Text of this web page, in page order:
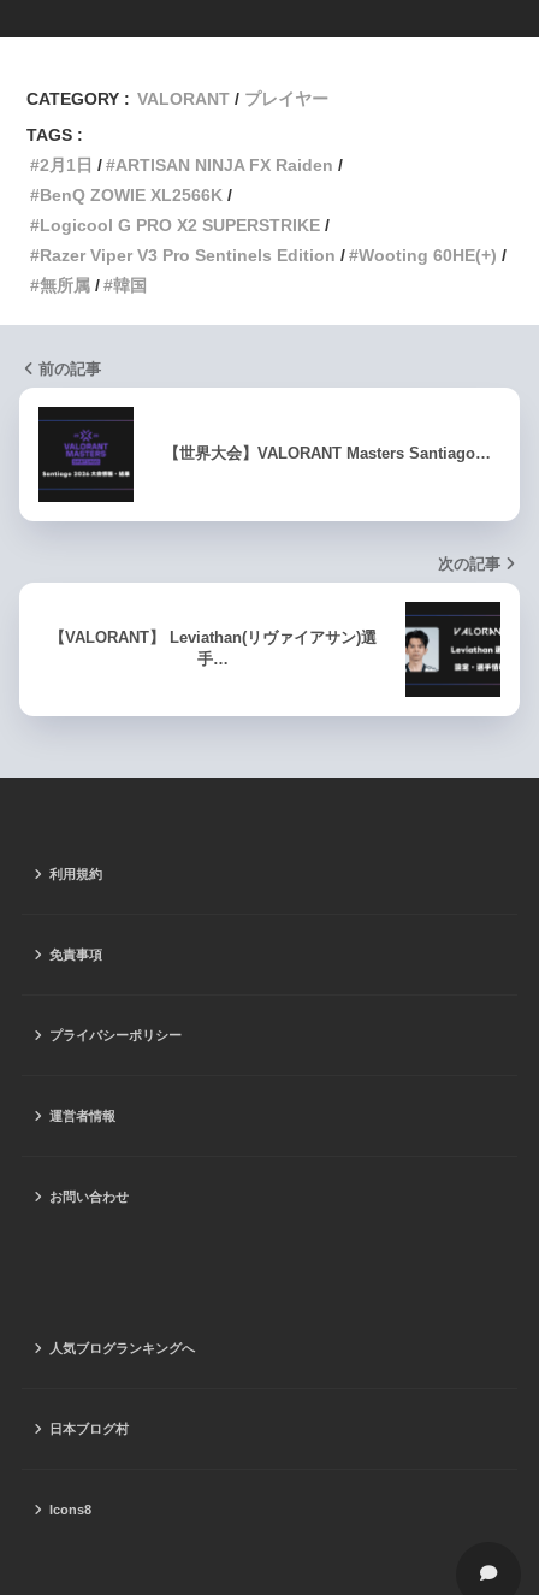
CATEGORY : VALORANT
プレイヤー
TAGS :
2月1日
ARTISAN NINJA FX Raiden
BenQ ZOWIE XL2566K
Logicool G PRO X2 SUPERSTRIKE
Razer Viper V3 Pro Sentinels Edition
Wooting 60HE(+)
無所属
韓国
前の記事
【世界大会】VALORANT Masters Santiago…
次の記事
【VALORANT】 Leviathan(リヴァイアサン)選
手…
利用規約
免責事項
プライバシーポリシー
運営者情報
お問い合わせ
人気ブログランキングへ
日本ブログ村
Icons8